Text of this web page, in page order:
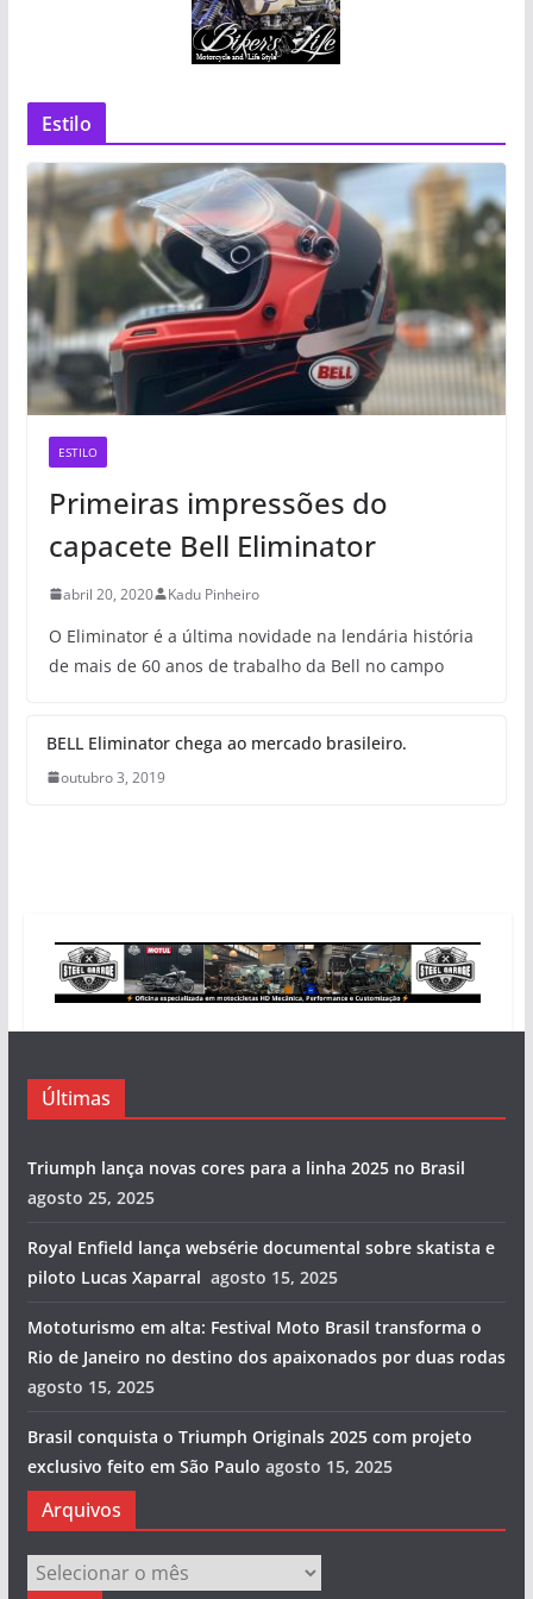
Estilo
ESTILO
Primeiras impressões do
capacete Bell Eliminator
abril 20, 2020 Kadu Pinheiro
O Eliminator é a última novidade na lendária história
de mais de 60 anos de trabalho da Bell no campo
BELL Eliminator chega ao mercado brasileiro.
outubro 3, 2019
Últimas
Triumph lança novas cores para a linha 2025 no Brasil
agosto 25, 2025
Royal Enfield lança websérie documental sobre skatista e
piloto Lucas Xaparral agosto 15, 2025
Mototurismo em alta: Festival Moto Brasil transforma o
Rio de Janeiro no destino dos apaixonados por duas rodas
agosto 15, 2025
Brasil conquista o Triumph Originals 2025 com projeto
exclusivo feito em São Paulo agosto 15, 2025
Arquivos
Arquivos